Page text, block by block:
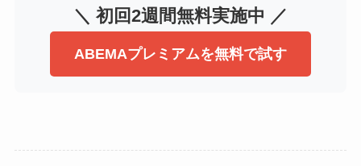
＼ 初回2週間無料実施中 ／
ABEMAプレミアムを無料で試す